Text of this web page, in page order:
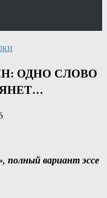
ОДНО СЛОВО
полный вариант эссе